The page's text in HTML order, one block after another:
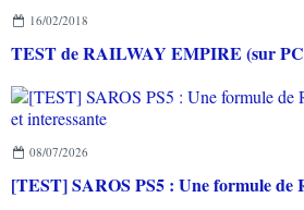
16/02/2018
08/07/2026